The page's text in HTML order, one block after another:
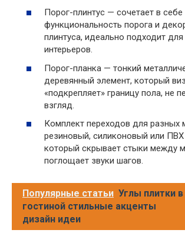
Порог-плинтус — сочетает в себе
функциональность порога и
плинтуса, идеально подходит
интерьеров.
Порог-планка — тонкий
деревянный элемент, который
«подкрепляет» границу пола, не
взгляд.
Комплект переходов для разных
резиновый, силиконовый или
который скрывает стыки между
поглощает звуки шагов.
Популярные статьи Углы плитки в
гостиной стильные акценты
дизайн идеи